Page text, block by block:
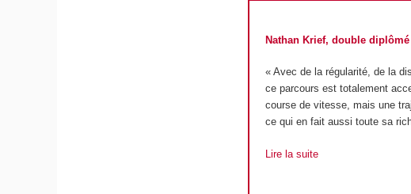
Nathan Krief, double
« Avec de la régularité, de la
ce parcours est totalement
course de vitesse, mais une
ce qui en fait aussi toute sa
Lire la suite